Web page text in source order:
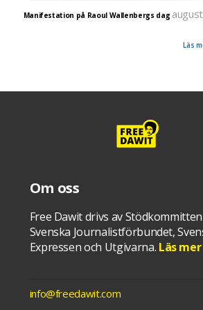
Manifestation på Raoul Wallenbergs dag
sitta i cellen en stund mellan 12-17.00. Välkommen.Läs
Om oss
Free Dawit drivs av
Svenska Journalistförbundet,
Expressen och Utgivarna. Läs mer
info@freedawit.com